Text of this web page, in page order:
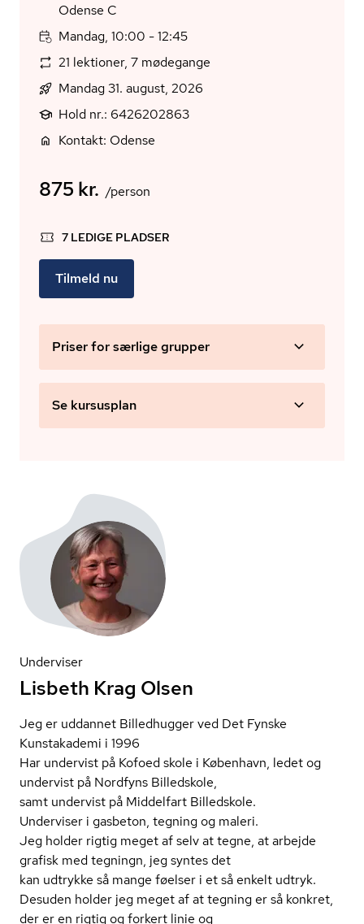
Odense C
Mandag, 10:00 - 12:45
21 lektioner, 7 mødegange
Mandag 31. august, 2026
Hold nr.: 6426202863
Kontakt: Odense
875 kr. /person
7 LEDIGE PLADSER
Tilmeld nu
Priser for særlige grupper
Se kursusplan
Underviser
Lisbeth Krag Olsen
Jeg er uddannet Billedhugger ved Det Fynske
Kunstakademi i 1996
Har undervist på Kofoed skole i København, ledet og
undervist på Nordfyns Billedskole,
samt undervist på Middelfart Billedskole.
Underviser i gasbeton, tegning og maleri.
Jeg holder rigtig meget af selv at tegne, at arbejde
grafisk med tegningn, jeg syntes det
kan udtrykke så mange føelser i et så enkelt udtryk.
Desuden holder jeg meget af at tegning er så konkret,
der er en rigtig og forkert linie og